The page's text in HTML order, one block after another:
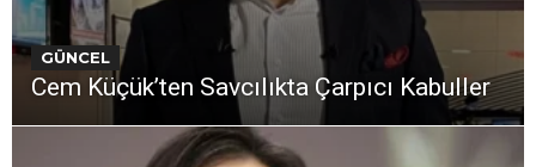
GÜNCEL
Cem Küçük’ten Savcılıkta Çarpıcı Kabuller